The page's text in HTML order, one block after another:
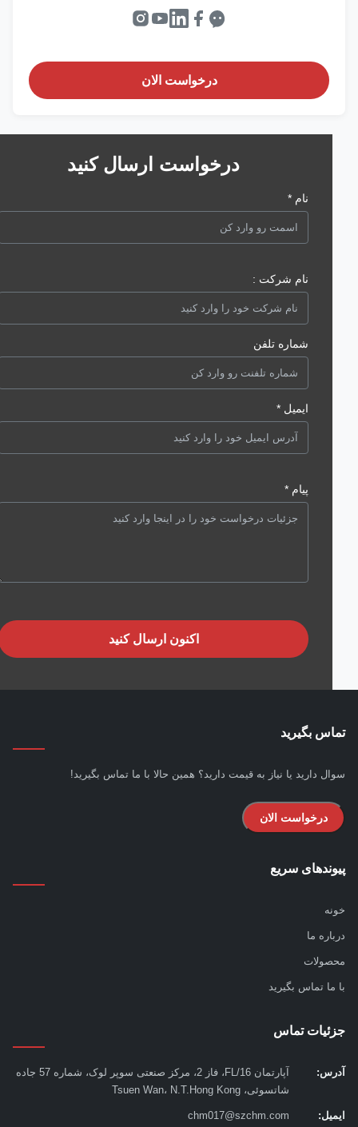
درخواست الان
درخواست ارسال کنید
نام شرکت :
شماره تلفن
ایمیل *
اکنون ارسال کنید
بگیرید
دارید یا نیاز به قیمت دارید؟ همین حالا با ما تماس بگیرید!
درخواست الان
سریع
ما
تماس بگیرید
تماس
آپارتمان 16/FL، فاز 2، مرکز صنعتی سوپر لوک، شماره 57 جاده
شاتسوئی، Tsuen Wan، N.T.Hong Kong
chm017@szchm.com